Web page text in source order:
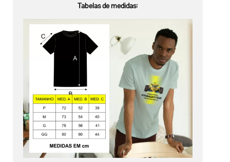
Tabelas de medidas: